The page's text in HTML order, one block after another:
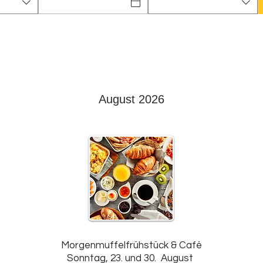
August 2026
Morgenmuffelfrühstück & Café
Sonntag, 23. und 30. August